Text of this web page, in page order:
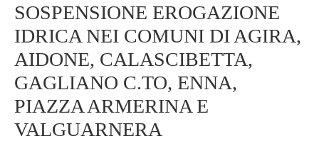
SOSPENSIONE EROGAZIONE
IDRICA NEI COMUNI DI AGIRA,
AIDONE, CALASCIBETTA,
GAGLIANO C.TO, ENNA,
PIAZZA ARMERINA E
VALGUARNERA